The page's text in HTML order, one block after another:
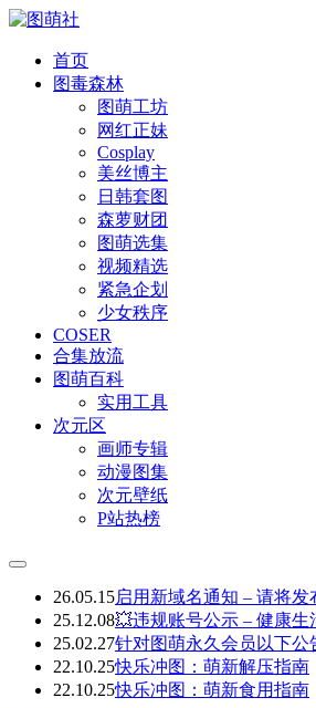
首页
图毒森林
图萌工坊
网红正妹
Cosplay
美丝博主
日韩套图
森萝财团
图萌选集
视频精选
紧急企划
少女秩序
COSER
合集放流
图萌百科
实用工具
次元区
画师专辑
动漫图集
次元壁纸
P站热榜
26.05.15启用新域名通知 – 请将
25.12.08💥违规账号公示 – 健康
25.02.27针对图萌永久会员以下公
22.10.25快乐冲图：萌新解压指南
22.10.25快乐冲图：萌新食用指南